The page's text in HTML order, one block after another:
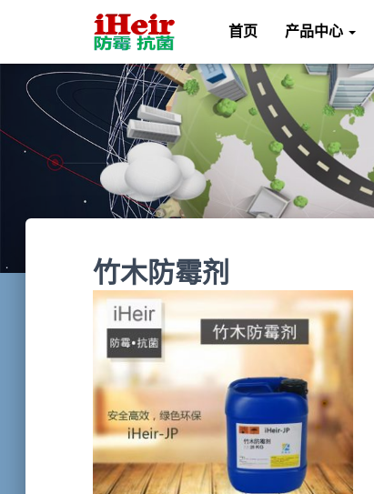
首页 产品中心
竹木防霉剂